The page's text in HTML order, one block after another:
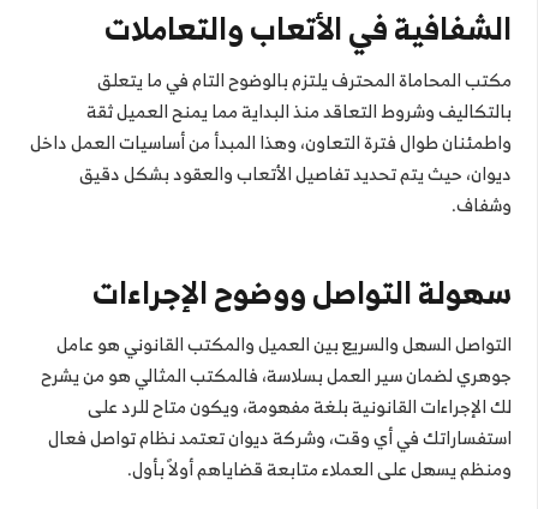
الشفافية في الأتعاب والتعاملات
مكتب المحاماة المحترف يلتزم بالوضوح التام في ما يتعلق
بالتكاليف وشروط التعاقد منذ البداية مما يمنح العميل ثقة
واطمئنان طوال فترة التعاون، وهذا المبدأ من أساسيات العمل داخل
ديوان، حيث يتم تحديد تفاصيل الأتعاب والعقود بشكل دقيق
وشفاف.
سهولة التواصل ووضوح الإجراءات
التواصل السهل والسريع بين العميل والمكتب القانوني هو عامل
جوهري لضمان سير العمل بسلاسة، فالمكتب المثالي هو من يشرح
لك الإجراءات القانونية بلغة مفهومة، ويكون متاح للرد على
استفساراتك في أي وقت، وشركة ديوان تعتمد نظام تواصل فعال
ومنظم يسهل على العملاء متابعة قضاياهم أولاً بأول.